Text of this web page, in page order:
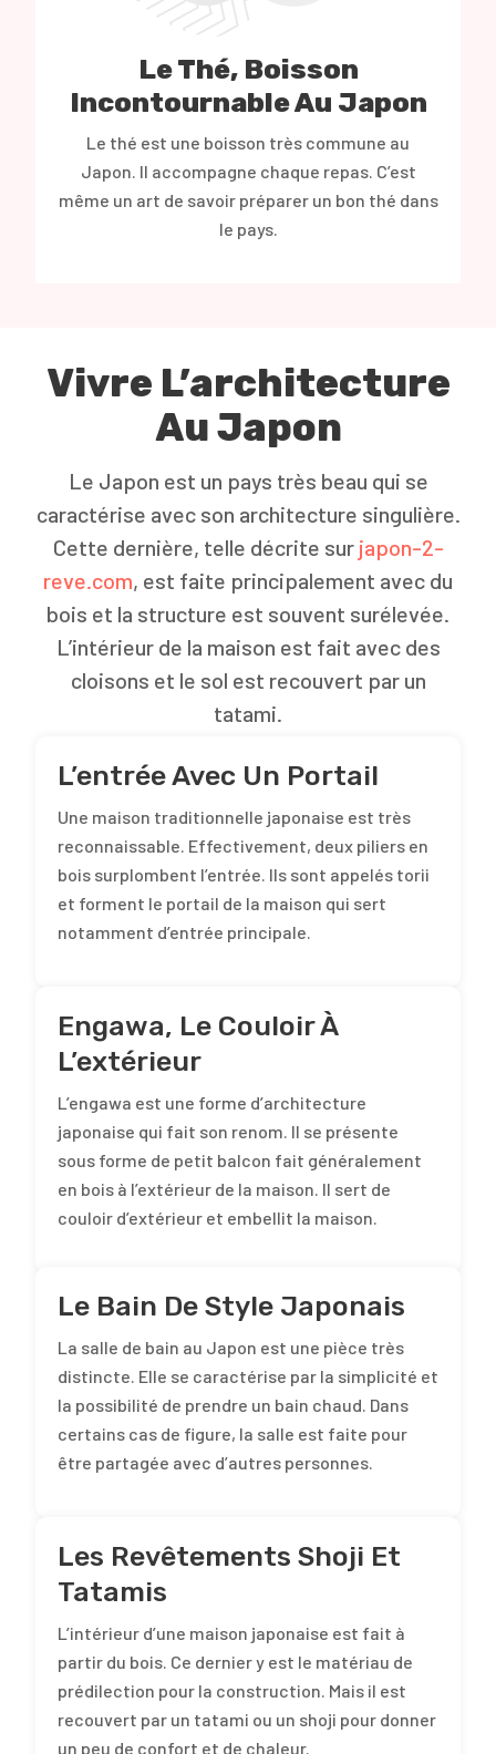
Le Thé, Boisson
Incontournable Au Japon
Le thé est une boisson très commune au
Japon. Il accompagne chaque repas. C’est
même un art de savoir préparer un bon thé dans
le pays.
Vivre L’architecture
Au Japon
Le Japon est un pays très beau qui se
caractérise avec son architecture singulière.
Cette dernière, telle décrite sur japon-2-
reve.com, est faite principalement avec du
bois et la structure est souvent surélevée.
L’intérieur de la maison est fait avec des
cloisons et le sol est recouvert par un
tatami.
L’entrée Avec Un Portail
Une maison traditionnelle japonaise est très
reconnaissable. Effectivement, deux piliers en
bois surplombent l’entrée. Ils sont appelés torii
et forment le portail de la maison qui sert
notamment d’entrée principale.
Engawa, Le Couloir À
L’extérieur
L’engawa est une forme d’architecture
japonaise qui fait son renom. Il se présente
sous forme de petit balcon fait généralement
en bois à l’extérieur de la maison. Il sert de
couloir d’extérieur et embellit la maison.
Le Bain De Style Japonais
La salle de bain au Japon est une pièce très
distincte. Elle se caractérise par la simplicité et
la possibilité de prendre un bain chaud. Dans
certains cas de figure, la salle est faite pour
être partagée avec d’autres personnes.
Les Revêtements Shoji Et
Tatamis
L’intérieur d’une maison japonaise est fait à
partir du bois. Ce dernier y est le matériau de
prédilection pour la construction. Mais il est
recouvert par un tatami ou un shoji pour donner
un peu de confort et de chaleur.